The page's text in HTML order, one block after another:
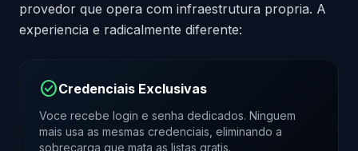
provedor que opera com infraestrutura propria. A
experiencia e radicalmente diferente:
check_circleCredenciais Exclusivas
Voce recebe login e senha dedicados. Ninguem
mais usa as mesmas credenciais, eliminando a
sobrecarga que mata as listas gratis.